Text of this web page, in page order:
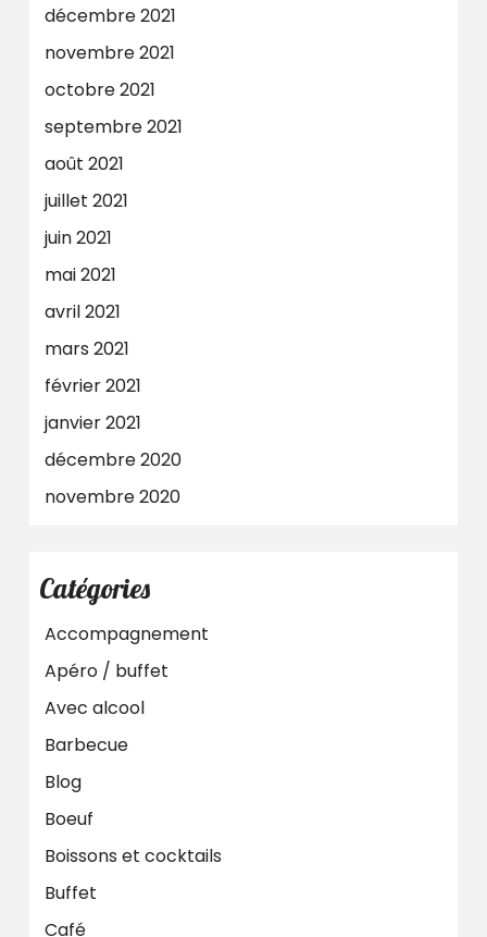
décembre 2021
novembre 2021
octobre 2021
septembre 2021
août 2021
juillet 2021
juin 2021
mai 2021
avril 2021
mars 2021
février 2021
janvier 2021
décembre 2020
novembre 2020
Catégories
Accompagnement
Apéro / buffet
Avec alcool
Barbecue
Blog
Boeuf
Boissons et cocktails
Buffet
Café